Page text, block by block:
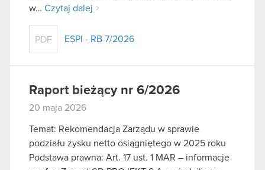
w… Czytaj dalej
PDF ESPI - RB 7/2026
Raport bieżący nr 6/2026
20 maja 2026
Temat: Rekomendacja Zarządu w sprawie
podziału zysku netto osiągniętego w 2025 roku
Podstawa prawna: Art. 17 ust. 1 MAR – informacje